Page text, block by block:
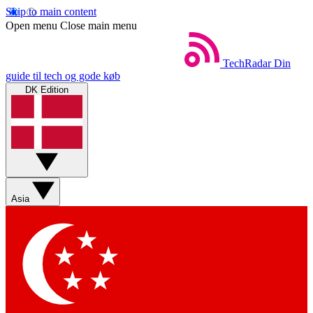
Skip to main content
Open menu Close main menu
TechRadar Din
guide til tech og gode køb
DK Edition
Asia